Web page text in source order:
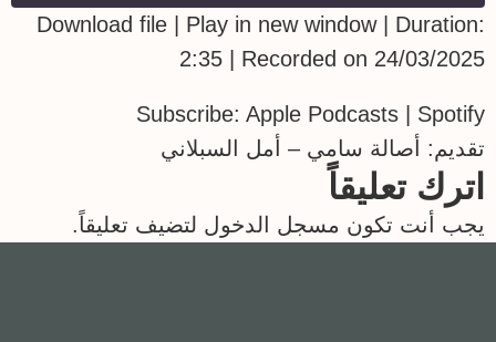
Apple Podcasts
Spotify
RSS FEED
SHARE
LINK
EMBED
Download file Play in new window| Duration:
2:35
Recorded on 24/03/2025
Subscribe: Apple Podcasts
Spotify
تقديم: أصالة سامي – أمل السبلاني
اترك تعليقاً
يجب أنت تكون مسجل الدخول لتضيف تعليقاً.